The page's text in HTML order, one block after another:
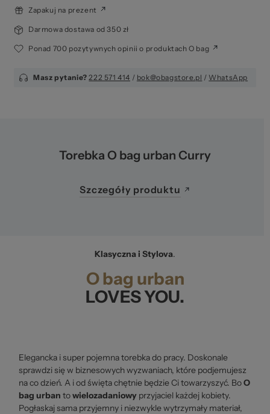
Zapakuj na prezent
Darmowa dostawa od 350 zł
Ponad 700 pozytywnych opinii o produktach O bag
Masz pytanie? 222 571 414 / bok@obagstore.pl / WhatsApp
Klasyczna i Stylova.
O bag urban
LOVES YOU.
Elegancka i super pojemna torebka do pracy. Doskonale
sprawdzi się w biznesowych wyzwaniach, które podjemujesz
na co dzień. A i od święta chętnie będzie Ci towarzyszyć. BoO
bag urban towielozadaniowy przyjaciel każdej kobiety.
Pogłaskaj sama przyjemny i niezwykle wytrzymały materiał,
Torebka O bag urban Curry
Szczegóły produktu